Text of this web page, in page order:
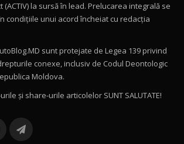
Noul Volvo ES90 / Test Drive AutoBlog.MD
Noul MG HS / Test Drive AutoBlog.MD
16:48
combină aventura cu luxul / AutoBlog.MD
36:08
(ACTIV) la sursă în lead. Prelucarea integrală se
condițiile unui acord încheiat cu redacţia
sunt protejate de Legea 139 privind
conexe, inclusiv de Codul Deontologic
Moldova.
şi share-urile articolelor SUNT SALUTATE!